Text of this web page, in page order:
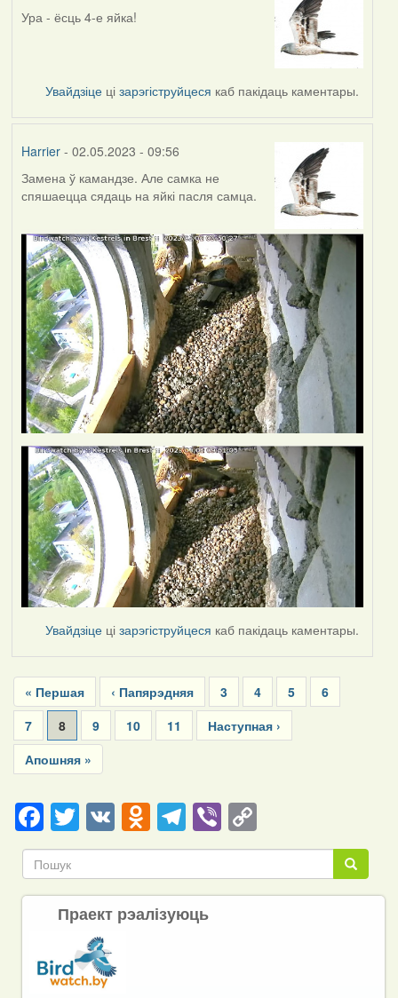
Ура - ёсць 4-е яйка!
Увайдзіце цізарэгіструйцеся каб пакідаць каментары.
Harrier- 02.05.2023 - 09:56
Замена ў камандзе. Але самка не
спяшаецца сядаць на яйкі пасля самца.
Увайдзіце цізарэгіструйцеся каб пакідаць каментары.
Pagination
First
page
« Першая
Previous
page
‹ Папярэдняя Page
3 Page
4 Page
5 Page
6
Page
7
Current
page
8 Page
9 Page
10 Page
11
Next
page
Наступная ›
Last
page
Апошняя »
Facebook
Twitter
VKOdnoklassniki
Telegram
ViberCopy
Link Пошук
Пошук
Праект рэалізуюць